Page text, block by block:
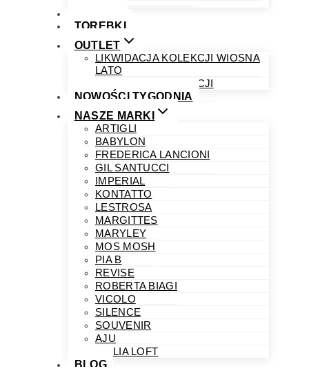
TOREBKI
OUTLET
LIKWIDACJA KOLEKCJI WIOSNA
LATO
LIKWIDACJA KOLEKCJI
NOWOŚCI TYGODNIA
NASZE MARKI
ARTIGLI
BABYLON
FREDERICA LANCIONI
GIL SANTUCCI
IMPERIAL
KONTATTO
LESTROSA
MARGITTES
MARYLEY
MOS MOSH
PIA B
REVISE
ROBERTA BIAGI
VICOLO
SILENCE
SOUVENIR
AJU
PHILIA LOFT
BLOG